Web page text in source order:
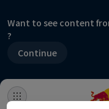
Want to see content
?
Continue